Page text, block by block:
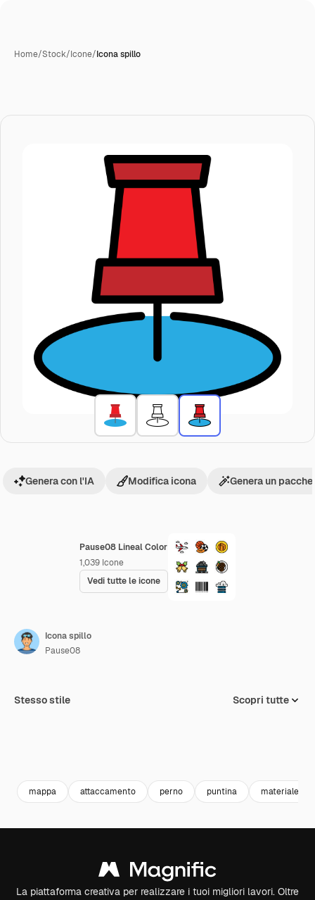
Home/Stock/Icone/Icona spillo
Pause08 Lineal Color
1,039 Icone
Vedi tutte le icone
Genera con l'IA Modifica icona Genera un
Icona spillo
Pause08
Stesso stile Scopri tutte
mappa attaccamento perno puntina materiale
La piattaforma creativa per realizzare i tuoi migliori lavori. Oltre